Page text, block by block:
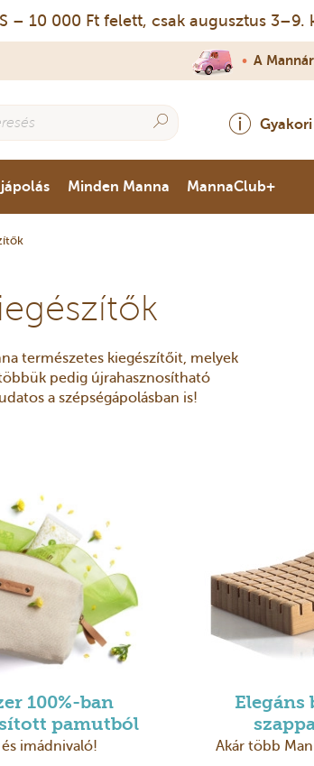
10 000 Ft felett, csak augusztus 3–9.
• A
Minden Manna MannaClub+
természetes kiegészítőit, melyek
pedig újrahasznosítható
a szépségápolásban is!
100%-ban
pamutból
imádnivaló!
Elegáns
Akár több